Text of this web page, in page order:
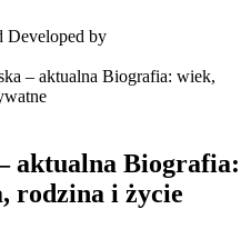
Developed by
– aktualna Biografia: wiek,
aktualna Biografia:
rodzina i życie